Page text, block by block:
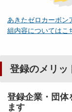
あきたゼロカーボン
組内容についてはこ
登録のメリッ
登録企業・団体
ます